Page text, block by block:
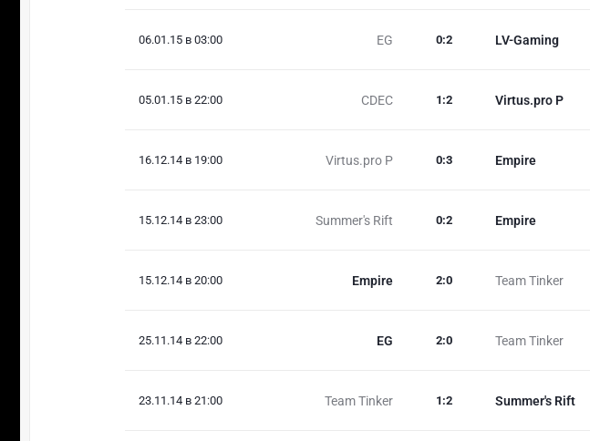
06.01.15 в 03:00 EG LV-Gaming
0:2
05.01.15 в 22:00 CDEC Virtus.pro P
1 :2
16.12.14 в 19:00 Virtus.pro P Empire
0:3
15.12.14 в 23:00 Summer's Rift Empire
0:2
15.12.14 в 20:00 Empire Team Tinker
2:0
25.11.14 в 22:00 EG Team Tinker
2:0
23.11.14 в 21:00 Team Tinker Summer's Rift
1 :2